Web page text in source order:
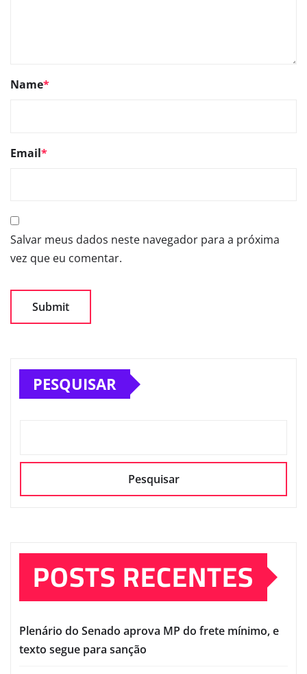
Name*
Email*
Salvar meus dados neste navegador para a próxima
vez que eu comentar.
PESQUISAR
Pesquisar
POSTS RECENTES
Plenário do Senado aprova MP do frete mínimo, e
texto segue para sanção